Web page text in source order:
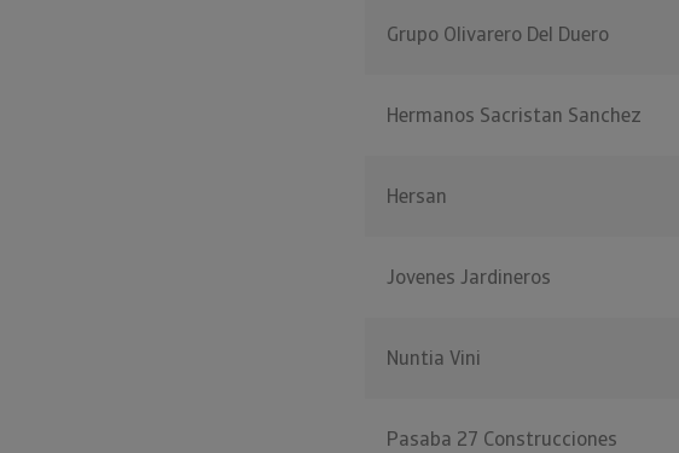
Grupo Olivarero Del Duero
Hermanos Sacristan Sanchez
Hersan
Jovenes Jardineros
Nuntia Vini
Pasaba 27 Construcciones